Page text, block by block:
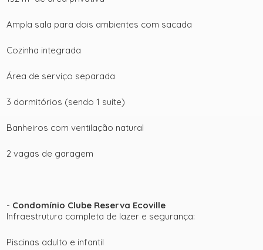
ver mais fotos
Ampla sala para dois ambientes com sacada
Cozinha integrada
Área de serviço separada
3 dormitórios (sendo 1 suíte)
Banheiros com ventilação natural
2 vagas de garagem
- Condomínio Clube Reserva Ecoville
Infraestrutura completa de lazer e segurança:
Piscinas adulto e infantil